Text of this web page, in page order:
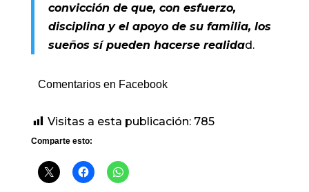
convicción de que, con esfuerzo,
disciplina y el apoyo de su familia, los
sueños sí pueden hacerse realidad.
Comentarios en Facebook
Visitas a esta publicación: 785
Comparte esto: